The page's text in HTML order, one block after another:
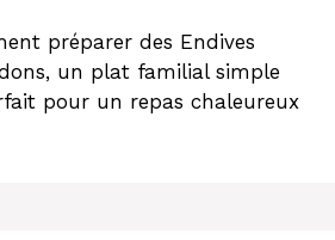
préparer des Endives
un plat familial simple
pour un repas chaleureux